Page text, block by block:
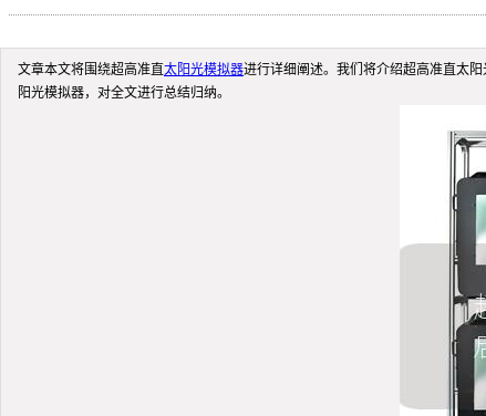
文章本文将围绕超高准直太阳光模拟器进行详细阐述。我们将介绍超高准直太
阳光模拟器，对全文进行总结归纳。